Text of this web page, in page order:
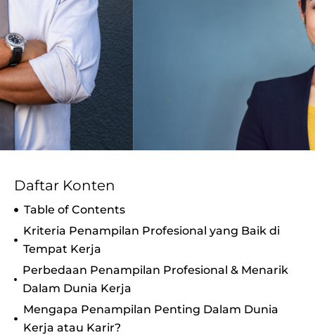
Daftar Konten
Table of Contents
Kriteria Penampilan Profesional yang Baik di
Tempat Kerja
Perbedaan Penampilan Profesional & Menarik
Dalam Dunia Kerja
Mengapa Penampilan Penting Dalam Dunia
Kerja atau Karir?